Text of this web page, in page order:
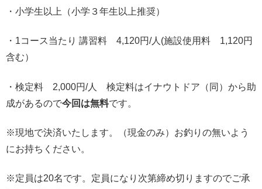
・小学生以上（小学３年生以上推奨）
・1コース当たり 講習料 4,120円/人(施設使用料 1,120円
含む）
・検定料 2,000円/人 検定料はイナウトドア（同）から助
成があるので今回は無料です。
※現地で決済いたします。（現金のみ）お釣りの無いよう
にお持ちください。
※定員は20名です。定員になり次第締め切りますのでご承